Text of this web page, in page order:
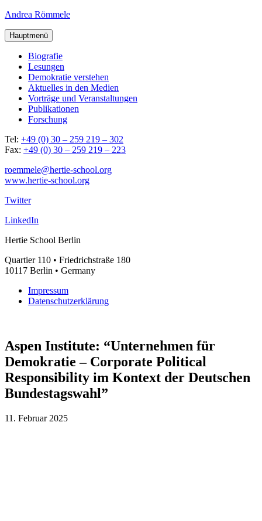
Andrea Römmele
Hauptmenü
Bio­gra­fie
Lesun­gen
Demo­kra­tie verstehen
Aktu­el­les in den Medien
Vor­trä­ge und Veranstaltungen
Publi­ka­tio­nen
For­schung
Tel: +49 (0) 30 – 259 219 – 302
Fax: +49 (0) 30 – 259 219 – 223
roemmele@hertie-school.org
www.hertie-school.org
Twitter
LinkedIn
Hertie School Berlin
Quartier 110 • Friedrichstraße 180
10117 Berlin • Germany
Impres­sum
Datenschutz­erklärung
Aspen Insti­tu­te: “Unter­neh­men für
Demo­kra­tie – Cor­po­ra­te Poli­ti­cal
Respon­si­bi­li­ty im Kon­text der Deut­schen
Bundestagswahl”
11. Februar 2025